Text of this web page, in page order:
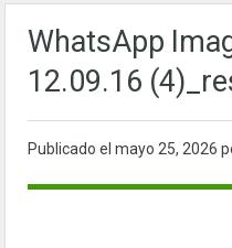
WhatsApp
12.09.16
Publicado el mayo 25, 2026